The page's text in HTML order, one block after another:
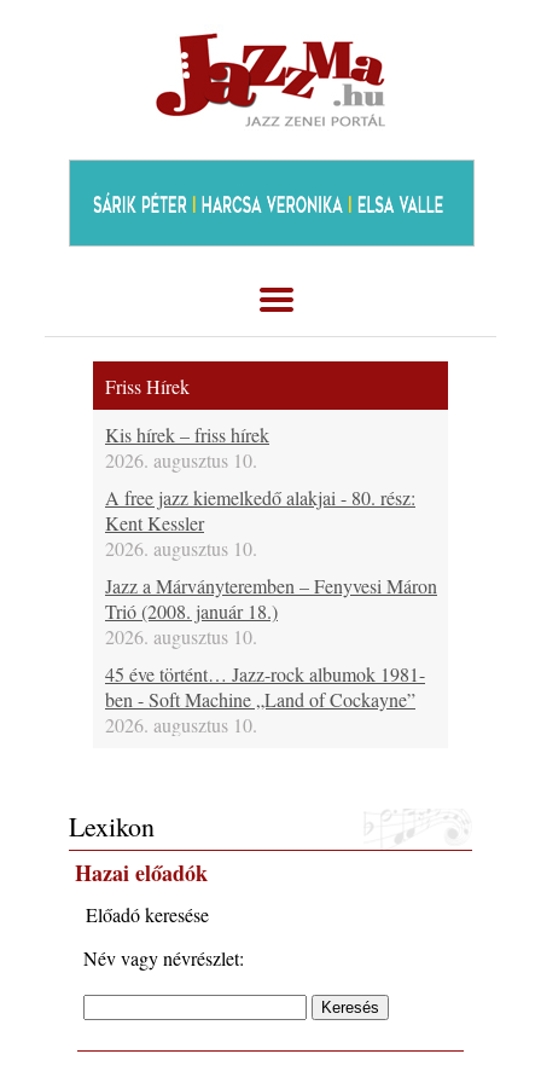
Friss Hírek
Kis hírek – friss hírek
2026. augusztus 10.
A free jazz kiemelkedő alakjai - 80. rész:
Kent Kessler
2026. augusztus 10.
Jazz a Márványteremben – Fenyvesi Máron
Trió (2008. január 18.)
2026. augusztus 10.
45 éve történt… Jazz-rock albumok 1981-
ben - Soft Machine „Land of Cockayne”
2026. augusztus 10.
A www.jazzma.hu-n eddig megjelent írások
összegzése – 2026 augusztus
2026. augusztus 09.
A Magyar Jazz Szövetség a Művészetek
2026. augusztus 09.
Ez lesz idén a Balaton legkedvesebb
eseménye: augusztus közepén érkezik a
Malomvölgy Fesztivál!
Lexikon
Hazai előadók
Előadó keresése
Név vagy névrészlet: